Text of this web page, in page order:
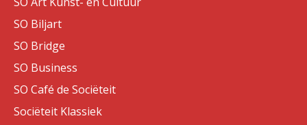
SO Biljart
SO Bridge
SO Business
SO Café de Sociëteit
Sociëteit Klassiek